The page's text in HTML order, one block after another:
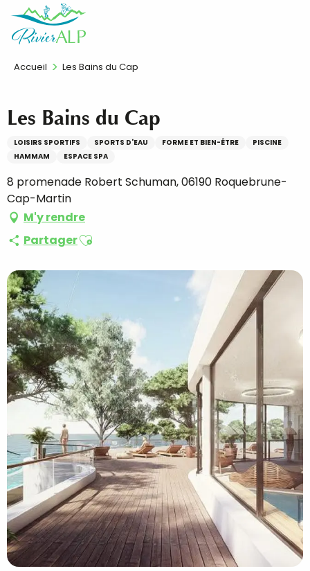
contenu
FR
Accueil Les Bains du Cap
Les Bains du Cap
LOISIRS SPORTIFS SPORTS D'EAU FORME ET BIEN-ÊTRE
PISCINE
HAMMAM
ESPACE SPA
8 promenade Robert Schuman, 06190 Roquebrune-
Cap-Martin
M'y rendre
PartagerAjouter aux favoris